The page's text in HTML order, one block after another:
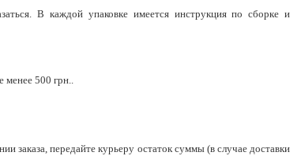
В каждой упаковке имеется инструкция по сборке и
менее 500 грн..
передайте курьеру остаток суммы (в случае доставки